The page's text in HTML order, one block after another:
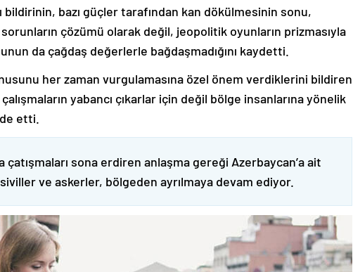
bildirinin, bazı güçler tarafından kan dökülmesinin sonu,
çözümü olarak değil, jeopolitik oyunların prizmasıyla
da çağdaş değerlerle bağdaşmadığını kaydetti.
her zaman vurgulamasına özel önem verdiklerini bildiren
yabancı çıkarlar için değil bölge insanlarına yönelik
etti.
çatışmaları sona erdiren anlaşma gereği Azerbaycan’a ait
ve askerler, bölgeden ayrılmaya devam ediyor.